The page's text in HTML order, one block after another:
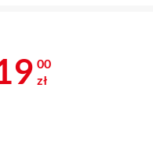
2 419 zł
00
zł